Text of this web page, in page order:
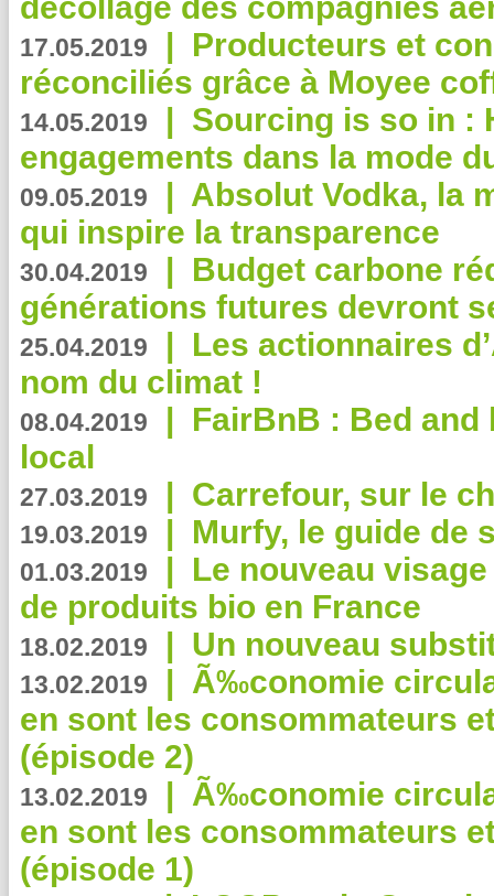
17.05.2019 | Producteurs et
réconciliés grâce à Moyee
14.05.2019 | Sourcing is so in :
engagements dans la mode
09.05.2019 | Absolut Vodka, la
qui inspire la transparence
30.04.2019 | Budget carbone
générations futures devront
25.04.2019 | Les actionnaires
nom du climat !
08.04.2019 | FairBnB : Bed
local
27.03.2019 | Carrefour, sur le
19.03.2019 | Murfy, le guide de
01.03.2019 | Le nouveau
de produits bio en France
18.02.2019 | Un nouveau
13.02.2019 | Ã‰conomie
en sont les consommateurs
(épisode 2)
13.02.2019 | Ã‰conomie
en sont les consommateurs
(épisode 1)